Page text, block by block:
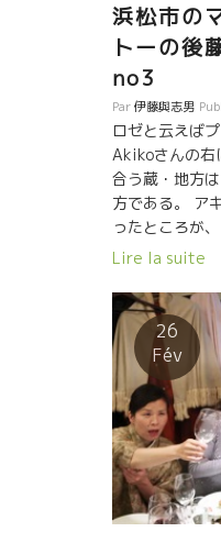
浜松市の
トーの後
no3
Par伊藤與志男
ロゼと云えば
Akikoさんの右
合う蔵・地方
方である。 ア
ったところが
リショーム醸
生産できてな
いなかった。
ある。 今年２
十分な量のロ
アキコさん
Lire la suite
26
Fév